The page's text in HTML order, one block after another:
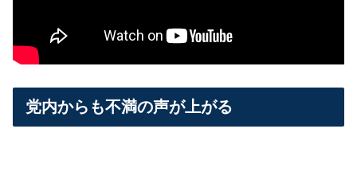
党内からも不満の声が上がる